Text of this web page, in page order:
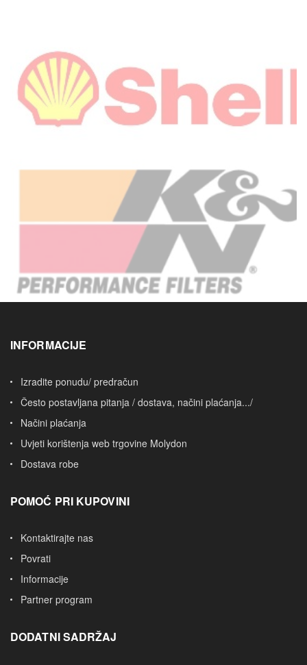
INFORMACIJE
Izradite ponudu/ predračun
Često postavljana pitanja / dostava, načini plaćanja.../
Načini plaćanja
Uvjeti korištenja web trgovine Molydon
Dostava robe
POMOĆ PRI KUPOVINI
Kontaktirajte nas
Povrati
Informacije
Partner program
DODATNI SADRŽAJ